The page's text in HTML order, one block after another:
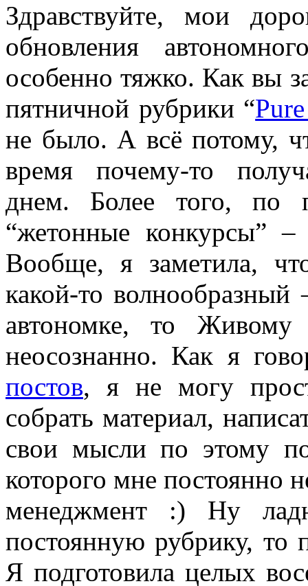
Здравствуйте, мои
обновления
особенно тяжко. Как вы
пятничной рубрики “
не было. А всё потому,
время почему-то
днем. Более того,
“жетонные конкурсы”
Вообще, я заметила,
какой-то
автономке, то
неосознанно. Как я
постов, я не могу
собрать материал,
свои мысли по этому
которого мне постоянно
менеджмент :) Ну
постоянную рубрику, то
Я подготовила целых